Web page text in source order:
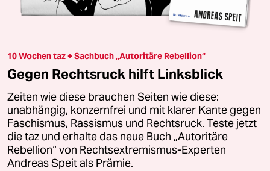
10 Wochen taz + Sachbuch „Autoritäre Rebellion“
Gegen Rechtsruck hilft Linksblick
Zeiten wie diese brauchen Seiten wie diese:
unabhängig, konzernfrei und mit klarer Kante gegen
Faschismus, Rassismus und Rechtsruck. Teste jetzt
die taz und erhalte das neue Buch „Autoritäre
Rebellion“ von Rechtsextremismus-Experten
Andreas Speit als Prämie.